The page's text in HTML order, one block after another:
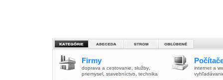
Firmy
doprava a cestovanie služby
priemysel stavebníctvo technika
internet a